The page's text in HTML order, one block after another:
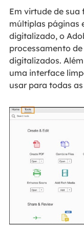
Em virtude de
múltiplas páginas
digitalizado, o
processamento
digitalizados.
uma interface
usar para todas